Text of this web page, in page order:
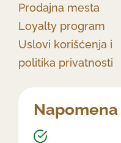
Prodajna mesta
Loyalty program
Uslovi korišćenja i
politika privatnosti
Napomena